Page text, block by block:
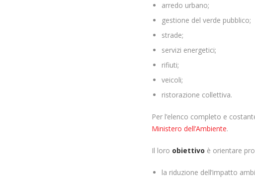
arredo urbano;
gestione del verde pubblico;
strade;
servizi energetici;
rifiuti;
veicoli;
ristorazione collettiva.
Per l’elenco completo e
Ministero dell’Ambiente.
Il loro obiettivo è orientare
la riduzione dell’impatto